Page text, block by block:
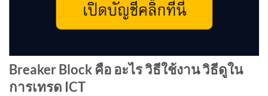
Breaker Block คือ อะไร วิธีใช้งาน วิธีดูใน
การเทรด ICT